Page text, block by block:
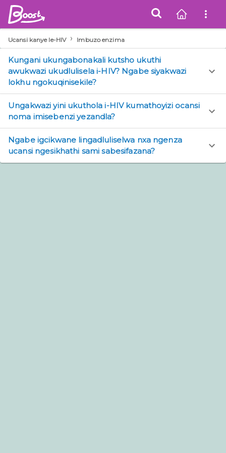
Ucansi kanye le-HIV › Imbuzo enzima
Kungani ukungabonakali kutsho ukuthi
awukwazi ukudlulisela i-HIV? Ngabe siyakwazi
lokhu ngokuqinisekile?
Ungakwazi yini ukuthola i-HIV kumathoyizi ocansi
noma imisebenzi yezandla?
Ngabe igcikwane lingadluliselwa nxa ngenza
ucansi ngesikhathi sami sabesifazana?